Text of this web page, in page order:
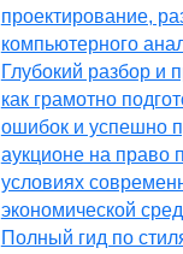
проектирование,
компьютерного
Глубокий разбор и
как грамотно
ошибок и успешно
аукционе на право
условиях
экономической
Полный гид по